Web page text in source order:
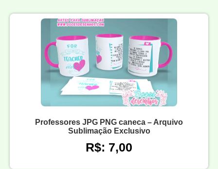
Professores JPG PNG caneca – Arquivo
Sublimação Exclusivo
R$: 7,00